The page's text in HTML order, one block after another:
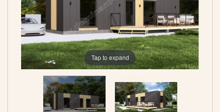
Tap to expand